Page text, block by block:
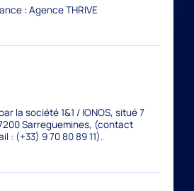
:Agence THRIVE
la société 1&1 / IONOS, situé 7
Sarreguemines, (contact
: (+33) 9 70 80 89 11).